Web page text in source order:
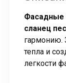
Фасадные
сланец
гармонию.
тепла и
легкости